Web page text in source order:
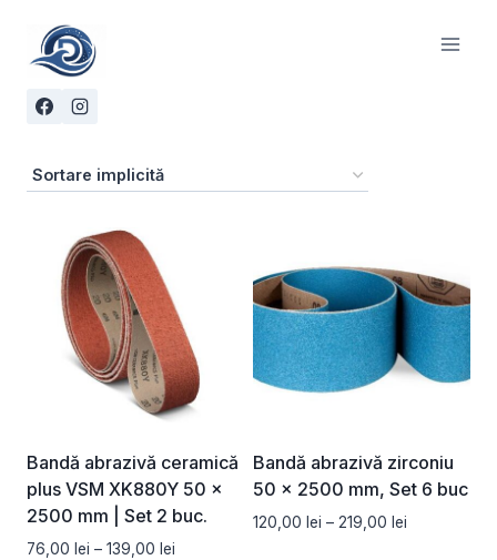
content
Bandă abrazivă ceramică
plus VSM XK880Y 50 ×
2500 mm | Set 2 buc.
76,00 lei – 139,00 lei
Bandă abrazivă zirconiu
50 x 2500 mm, Set 6 buc
120,00 lei – 219,00 lei